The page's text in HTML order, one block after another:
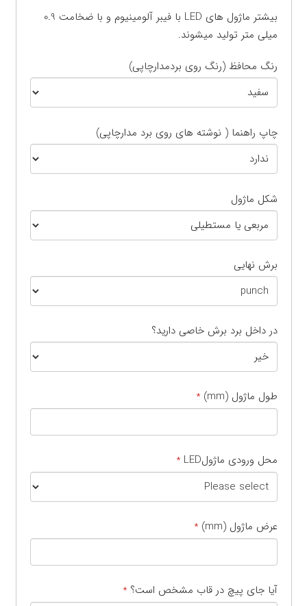
بیشتر ماژول های LED با فیبر آلومینیوم و با ضخامت 0.9
میلی متر تولید میشوند.
رنگ محافظ (رنگ روی بردمدارچاپی)
چاپ راهنما ( نوشته های روی برد مدارچاپی)
شکل ماژول
برش نهایی
در داخل برد برش خاصی دارید؟
طول ماژول (mm) *
محل ورودی ماژولLED *
عرض ماژول (mm) *
آیا جای پیچ در قاب مشخص است؟ *